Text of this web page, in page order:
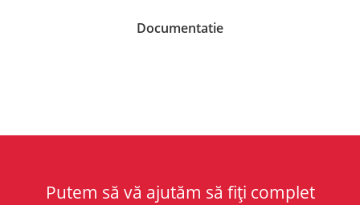
Documentatie
Putem să vă ajutăm să fiți complet